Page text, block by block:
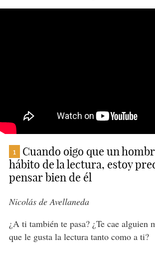
1
Cuando oigo que un
hábito de la lectura, estoy
pensar bien de él
Nicolás de Avellaneda
¿A ti también te pasa? ¿Te cae alguien
que le gusta la lectura tanto como a ti?